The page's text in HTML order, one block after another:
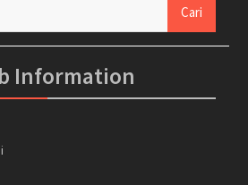
Information